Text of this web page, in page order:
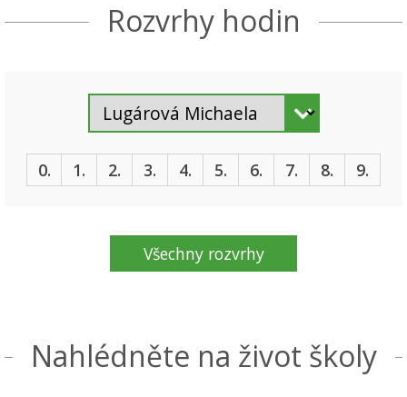
Rozvrhy hodin
0. 1. 2. 3. 4. 5. 6. 7. 8. 9.
Všechny rozvrhy
Nahlédněte na život školy